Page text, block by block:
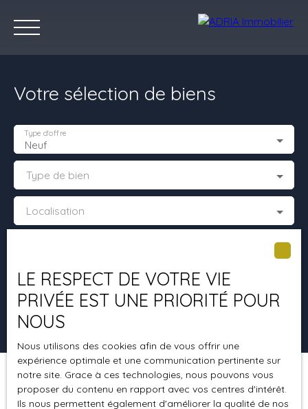
Accueil Acheter Louer Vendre Programmes Neufs
Votre sélection de biens
Neuf
Type d'offre
Type de bien
Localisation
Surface min (m²)
Pertinence Créer une alerte
LE RESPECT DE VOTRE VIE
PRIVÉE EST UNE PRIORITÉ POUR
NOUS
Nous utilisons des cookies afin de vous offrir une
expérience optimale et une communication pertinente sur
notre site. Grace à ces technologies, nous pouvons vous
proposer du contenu en rapport avec vos centres d'intérêt.
Ils nous permettent également d'améliorer la qualité de nos